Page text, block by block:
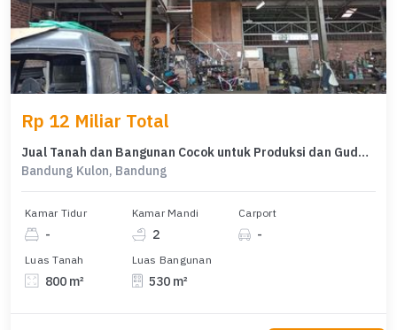
Rp 12 Miliar Total
Jual Tanah dan Bangunan Cocok untuk Produksi dan Gudang di Holis
Bandung Kulon, Bandung
Kamar Tidur
-
Kamar Mandi
2
Carport
-
Luas Tanah
800 m²
Luas Bangunan
530 m²